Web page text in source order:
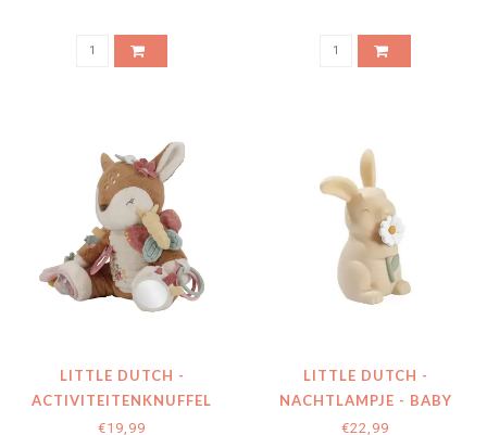
LITTLE DUTCH -
ACTIVITEITENKNUFFEL
ROZE FAIRY GARDEN
€19,99
LITTLE DUTCH -
NACHTLAMPJE - BABY
BUNNY
€22,99